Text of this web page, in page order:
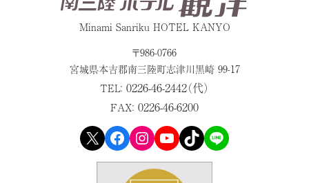
Minami Sanriku HOTEL KANYO
〒986-0766
宮城県本吉郡南三陸町志津川黒崎 99-17
TEL： 0226-46-2442（代）
FAX： 0226-46-6200
X Facebook Instagram YouTube TikTok LINE